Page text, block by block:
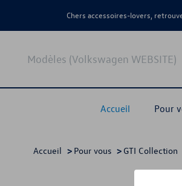
Chers accessoires-lovers,
Modèles (Volkswagen WEBSITE)
Accueil Pour
Accueil > Pour vous > GTI Collection